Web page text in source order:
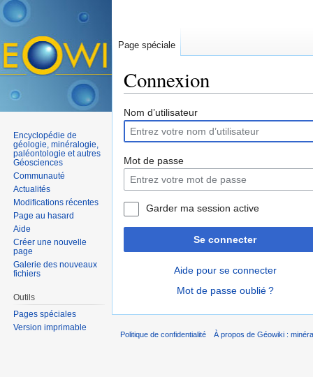
Connexion
Nom d’utilisateur
Mot de passe
Garder ma session active
Se connecter
Aide pour se connecter
Mot de passe oublié ?
Page spéciale
Encyclopédie de
géologie, minéralogie,
paléontologie et autres
Géosciences
Communauté
Actualités
Modifications récentes
Page au hasard
Aide
Créer une nouvelle
page
Galerie des nouveaux
fichiers
Outils
Pages spéciales
Version imprimable
Politique de confidentialité À propos de Géowiki :